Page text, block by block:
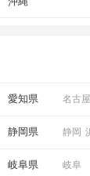
愛知県 名古屋
静岡県 静岡
岐阜県 岐阜